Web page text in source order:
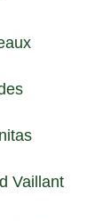
Vaillant